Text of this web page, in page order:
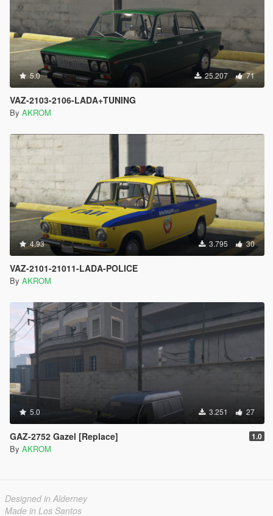
5.0 25.207 71
VAZ-2103-2106-LADA+TUNING
By AKROM
4.93 3.795 30
VAZ-2101-21011-LADA-POLICE
By AKROM
5.0 3.251 27
GAZ-2752 Gazel [Replace] 1.0
By AKROM
Designed in Alderney
Made in Los Santos